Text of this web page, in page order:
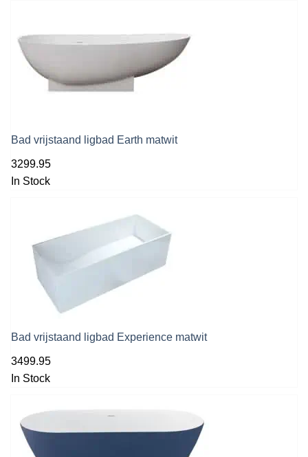
Bad vrijstaand ligbad Earth matwit
3299.95
In Stock
Bad vrijstaand ligbad Experience matwit
3499.95
In Stock